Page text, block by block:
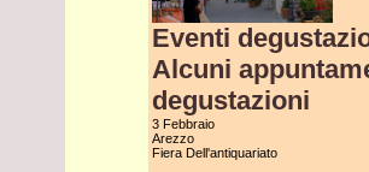
Eventi
Alcuni
degustazioni
3 Febbraio
Arezzo
Fiera Dell'antiquariato